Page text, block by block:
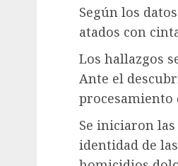
Según los
atados con
Los hallazgos
Ante el
procesamiento
Se iniciaron
identidad de